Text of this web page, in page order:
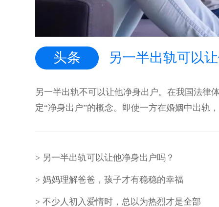
头条 另一半出轨可以
另一半出轨不可以让他净身出户。在我国法律
定“净身出户”的概念。即使一方在婚姻中出轨
另一半出轨可以让他净身出户吗？
妈妈理解爸爸，孩子才有稳稳的幸福
不少人初入爱情时，总以为热烈才是全部